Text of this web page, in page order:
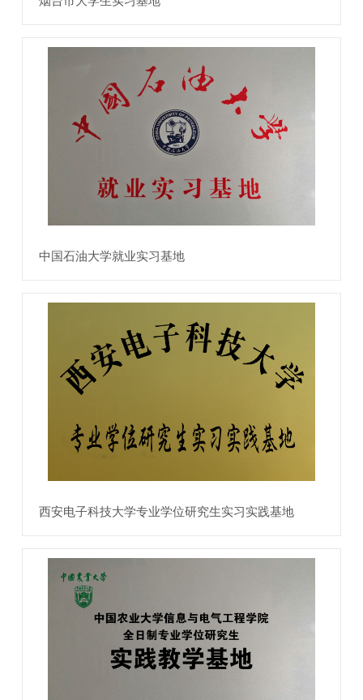
中国石油大学就业实习基地
西安电子科技大学专业学位研究生实习实践基地